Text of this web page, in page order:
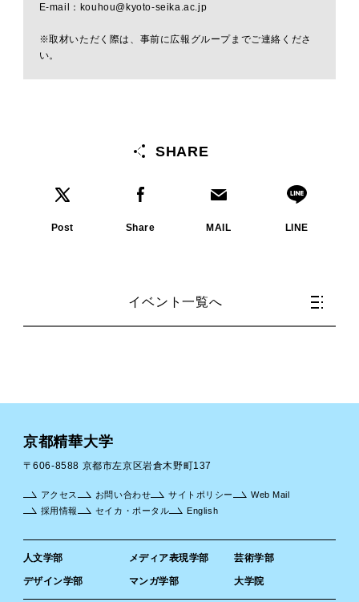
E-mail：kouhou@kyoto-seika.ac.jp
※取材いただく際は、事前に広報グループまでご連絡くださ
い。
SHARE
Post Share MAIL LINE
イベント一覧へ
京都精華大学
〒606-8588 京都市左京区岩倉木野町137
人文学部 メディア表現学部 芸術学部
デザイン学部 マンガ学部 大学院
アクセス お問い合わせ サイトポリシー
Web Mail
採用情報
セイカ・ポータル English